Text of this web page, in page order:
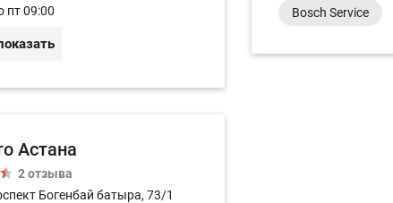
пт 09:00
Астана
2 отзыва
Богенбай батыра, 73/1
Bosch Service